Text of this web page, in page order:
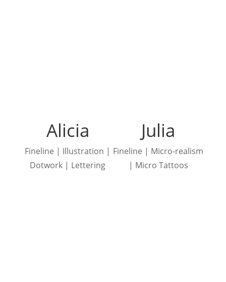
Alicia
Fineline | Illustration |
Dotwork | Lettering
Julia
Fineline | Micro-realism
| Micro Tattoos